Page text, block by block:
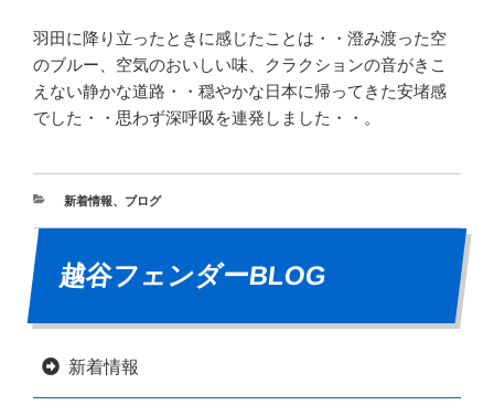
羽田に降り立ったときに感じたことは・・澄み渡った空
のブルー、空気のおいしい味、クラクションの音がきこ
えない静かな道路・・穏やかな日本に帰ってきた安堵感
でした・・思わず深呼吸を連発しました・・。
新着情報、 ブログ
越谷フェンダーBLOG
新着情報